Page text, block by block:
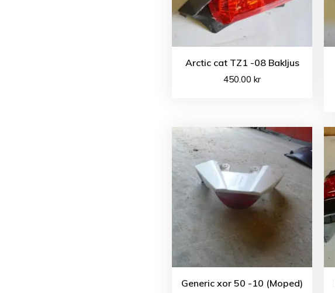
Arctic cat TZ1 -08 Bakljus
450.00kr
Generic xor 50 -10 (Moped)